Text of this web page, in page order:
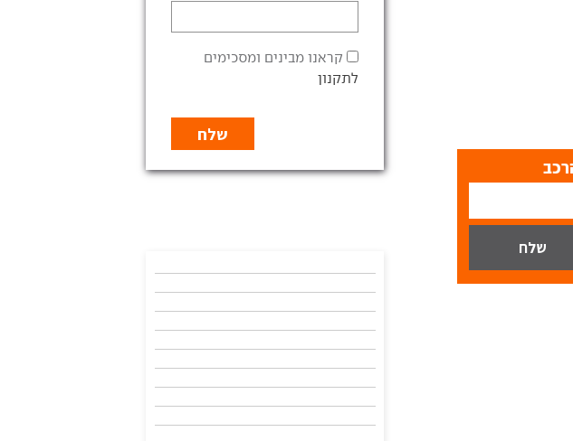
קראנו מבינים ומסכימים
לתקנון